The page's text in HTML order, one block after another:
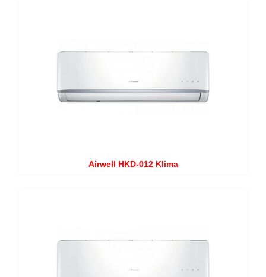
Airwell HKD-012 Klima